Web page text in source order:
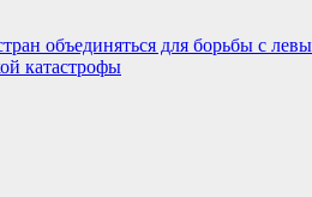
объединяться для борьбы с
катастрофы